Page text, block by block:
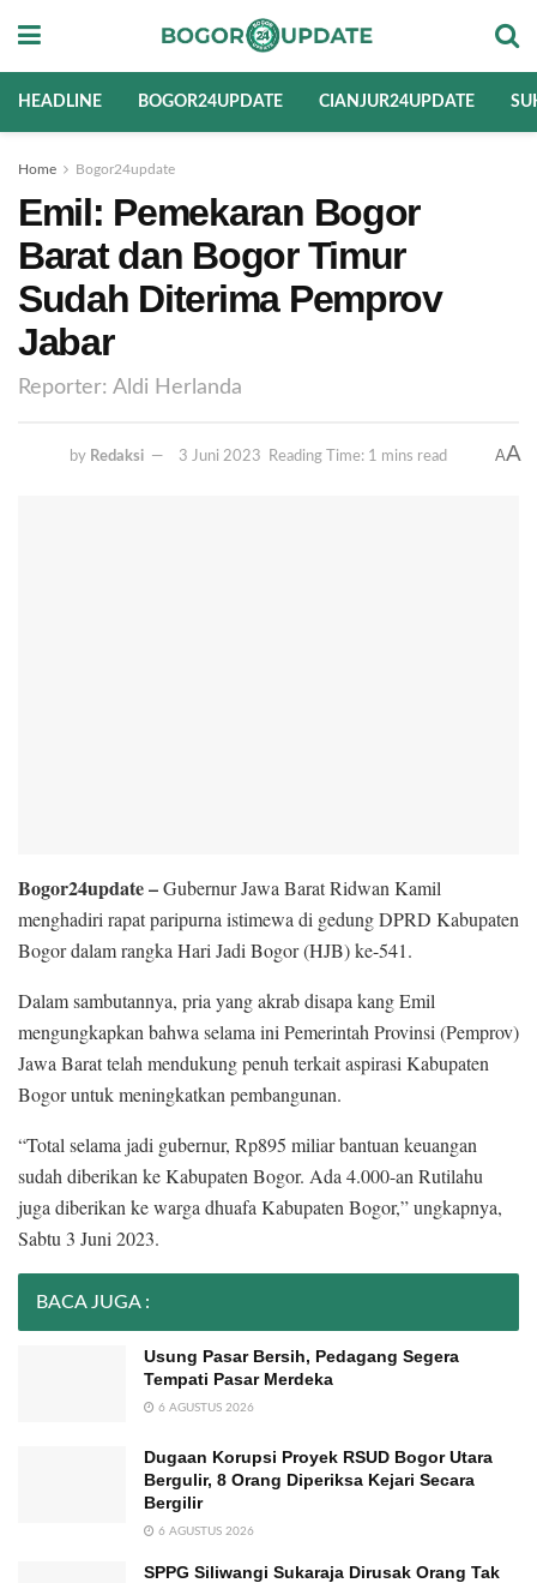
HEADLINE BOGOR24UPDATE CIANJUR24UPDATE
Home Bogor24update
Emil: Pemekaran Bogor
Barat dan Bogor Timur
Sudah Diterima Pemprov
Jabar
Reporter: Aldi Herlanda
by Redaksi 3 Juni 2023 Reading Time: 1 mins read AA
Bogor24update –Gubernur Jawa Barat Ridwan Kamil
menghadiri rapat paripurna istimewa di gedung DPRD Kabupaten
Bogor dalam rangka Hari Jadi Bogor (HJB) ke-541.
Dalam sambutannya, pria yang akrab disapa kang Emil
mengungkapkan bahwa selama ini Pemerintah Provinsi (Pemprov)
Jawa Barat telah mendukung penuh terkait aspirasi Kabupaten
Bogor untuk meningkatkan pembangunan.
“Total selama jadi gubernur, Rp895 miliar bantuan keuangan
sudah diberikan ke Kabupaten Bogor. Ada 4.000-an Rutilahu
juga diberikan ke warga dhuafa Kabupaten Bogor,” ungkapnya,
Sabtu 3 Juni 2023.
BACA JUGA :
Usung Pasar Bersih, Pedagang Segera
Tempati Pasar Merdeka
6 AGUSTUS 2026
Dugaan Korupsi Proyek RSUD Bogor Utara
Bergulir, 8 Orang Diperiksa Kejari Secara
Bergilir
6 AGUSTUS 2026
SPPG Siliwangi Sukaraja Dirusak Orang Tak